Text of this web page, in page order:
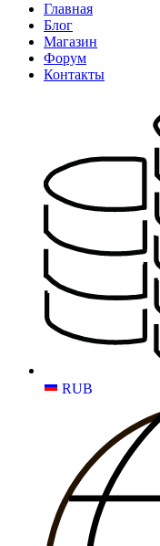
Главная
Блог
Магазин
Форум
Контакты
RUB